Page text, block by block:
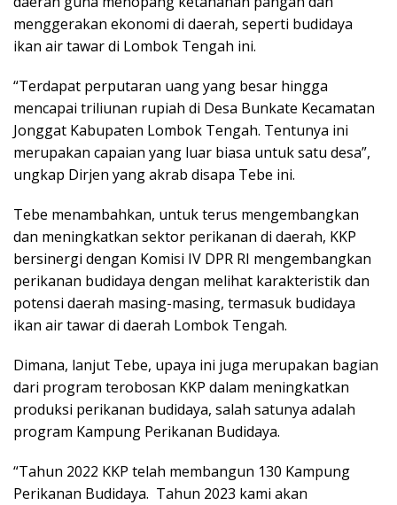
menggerakan ekonomi di daerah, seperti budidaya
ikan air tawar di Lombok Tengah ini.
“Terdapat perputaran uang yang besar hingga
mencapai triliunan rupiah di Desa Bunkate Kecamatan
Jonggat Kabupaten Lombok Tengah. Tentunya ini
merupakan capaian yang luar biasa untuk satu desa”,
ungkap Dirjen yang akrab disapa Tebe ini.
Tebe menambahkan, untuk terus mengembangkan
dan meningkatkan sektor perikanan di daerah, KKP
bersinergi dengan Komisi IV DPR RI mengembangkan
perikanan budidaya dengan melihat karakteristik dan
potensi daerah masing-masing, termasuk budidaya
ikan air tawar di daerah Lombok Tengah.
Dimana, lanjut Tebe, upaya ini juga merupakan bagian
dari program terobosan KKP dalam meningkatkan
produksi perikanan budidaya, salah satunya adalah
program Kampung Perikanan Budidaya.
“Tahun 2022 KKP telah membangun 130 Kampung
Perikanan Budidaya. Tahun 2023 kami akan